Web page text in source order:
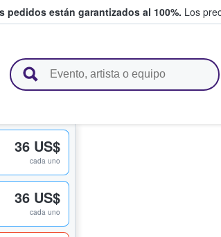
pedidos están garantizados al 100%. Los
36 US$
cada uno
36 US$
cada uno